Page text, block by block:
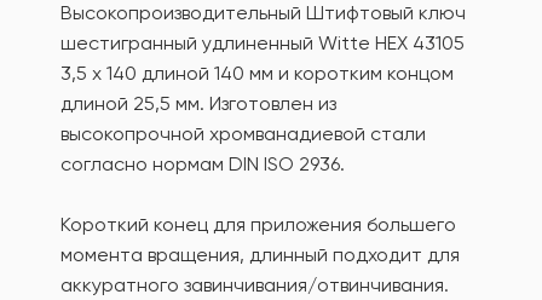
Высокопроизводительный Штифтовый ключ
шестигранный удлиненный Witte HEX 43105
3,5 x 140 длиной 140 мм и коротким концом
длиной 25,5 мм. Изготовлен из
высокопрочной хромванадиевой стали
согласно нормам DIN ISO 2936.
Короткий конец для приложения большего
момента вращения, длинный подходит для
аккуратного завинчивания/отвинчивания.